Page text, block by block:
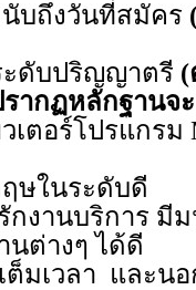
บถึงวันที่สมัคร
ะดับปริญญาตรี
รากฏหลักฐาน
ตอร์โปรแกรม
ษในระดับดี
งานบริการ มี
ต่างๆ ได้ดี
ต็มเวลา และน